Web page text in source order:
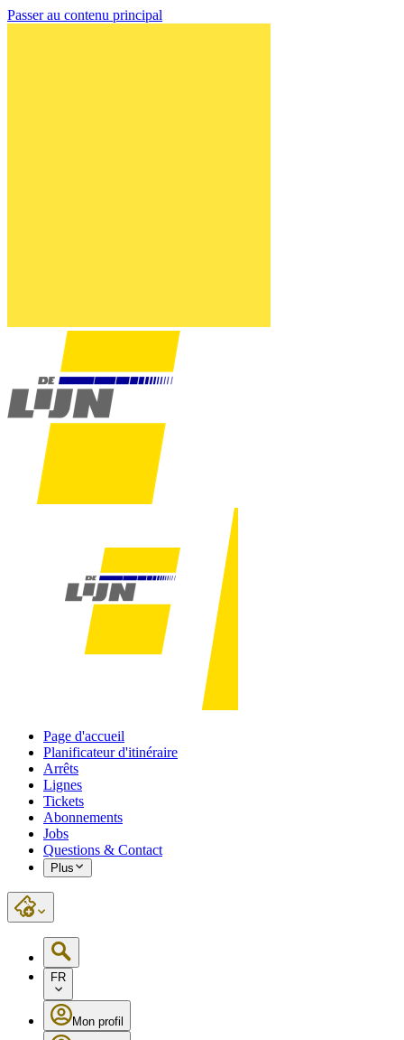
Passer au contenu principal
Page d'accueil
Planificateur d'itinéraire
Arrêts
Lignes
Tickets
Abonnements
Jobs
Questions & Contact
Plus
FR
Mon profil